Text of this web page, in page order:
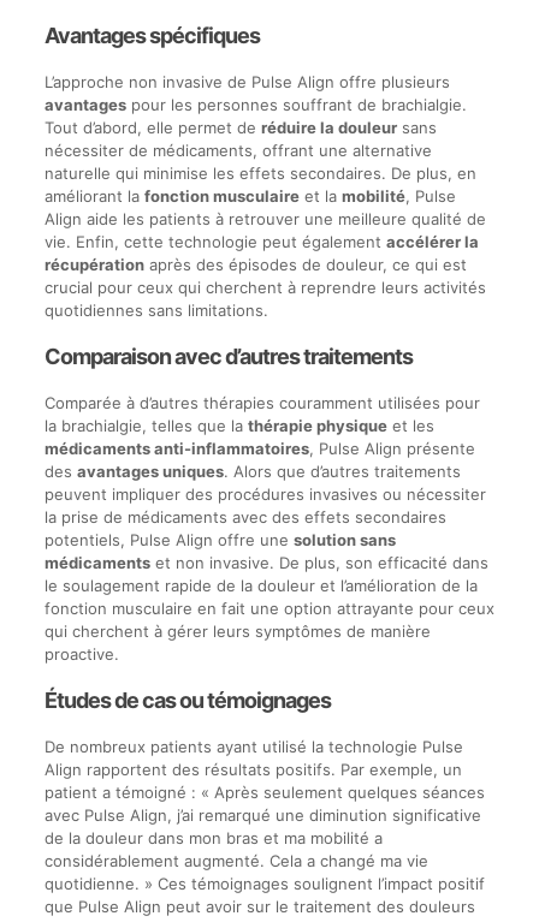
Avantages spécifiques
L’approche non invasive de Pulse Align offre plusieurs
avantagespour les personnes souffrant de brachialgie.
Tout d’abord, elle permet de réduire la douleursans
nécessiter de médicaments, offrant une alternative
naturelle qui minimise les effets secondaires. De plus, en
améliorant la fonction musculaireet la mobilité, Pulse
Align aide les patients à retrouver une meilleure qualité de
vie. Enfin, cette technologie peut également accélérer la
récupérationaprès des épisodes de douleur, ce qui est
crucial pour ceux qui cherchent à reprendre leurs activités
quotidiennes sans limitations.
Comparaison avec d’autres traitements
Comparée à d’autres thérapies couramment utilisées pour
la brachialgie, telles que la thérapie physiqueet les
médicaments anti-inflammatoires, Pulse Align présente
des avantages uniques. Alors que d’autres traitements
peuvent impliquer des procédures invasives ou nécessiter
la prise de médicaments avec des effets secondaires
potentiels, Pulse Align offre une solution sans
médicamentset non invasive. De plus, son efficacité dans
le soulagement rapide de la douleur et l’amélioration de la
fonction musculaire en fait une option attrayante pour ceux
qui cherchent à gérer leurs symptômes de manière
proactive.
Études de cas ou témoignages
De nombreux patients ayant utilisé la technologie Pulse
Align rapportent des résultats positifs. Par exemple, un
patient a témoigné : « Après seulement quelques séances
avec Pulse Align, j’ai remarqué une diminution significative
de la douleur dans mon bras et ma mobilité a
considérablement augmenté. Cela a changé ma vie
quotidienne. » Ces témoignages soulignent l’impact positif
que Pulse Align peut avoir sur le traitement des douleurs